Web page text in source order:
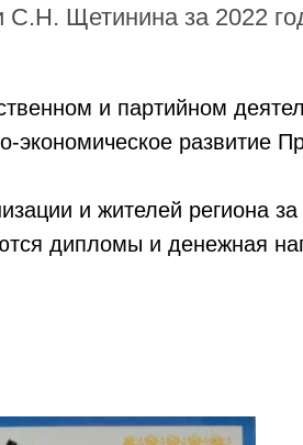
С.Н. Щетинина за 2022
и партийном
развитие
и жителей региона
дипломы и денежная